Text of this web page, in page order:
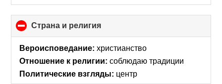
Страна и религия
to
collapse
contents
Вероисповедание: христианство
Отношение к религии: соблюдаю традиции
Политические взгляды: центр